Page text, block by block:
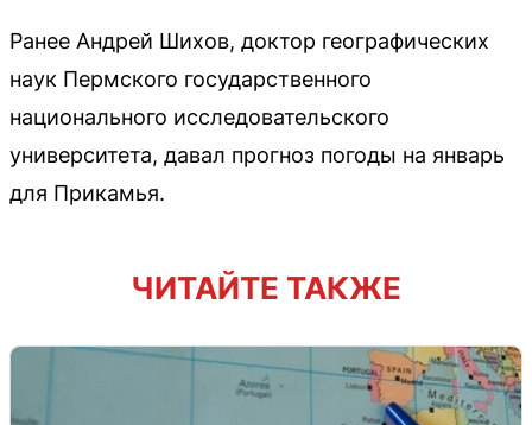
Ранее Андрей Шихов, доктор географических
наук Пермского государственного
национального исследовательского
университета, давал прогноз погоды на январь
для Прикамья.
ЧИТАЙТЕ ТАКЖЕ